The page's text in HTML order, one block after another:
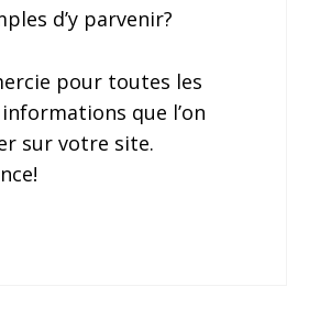
d’y parvenir?
pour toutes les
que l’on
sur votre site.